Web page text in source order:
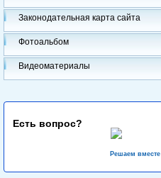
Законодательная карта сайта
Фотоальбом
Видеоматериалы
Есть вопрос?
Решаем вместе